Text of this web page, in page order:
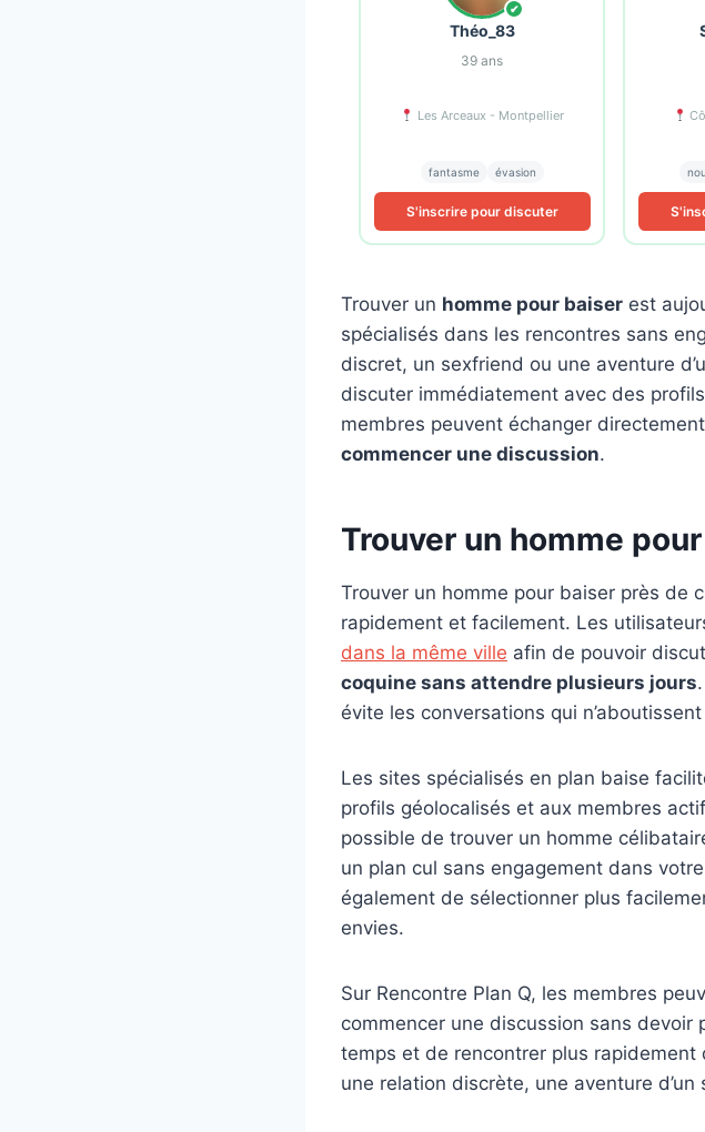
✔
Théo_83
39 ans
Les Arceaux - Montpellier
fantasme évasion
S'inscrire pour discuter
Trouver un homme pour baiser est
spécialisés dans les rencontres sans
discret, un sexfriend ou une aventure
discuter immédiatement avec des
membres peuvent échanger
commencer une discussion.
Trouver un homme
Trouver un homme pour baiser près de
rapidement et facilement. Les
dans la même ville afin de pouvoir
coquine sans attendre plusieurs jours
évite les conversations qui
Les sites spécialisés en plan baise
profils géolocalisés et aux membres
possible de trouver un homme
un plan cul sans engagement dans
également de sélectionner plus
envies.
Sur Rencontre Plan Q, les membres
commencer une discussion sans devoir
temps et de rencontrer plus
une relation discrète, une aventure